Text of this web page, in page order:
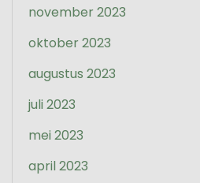
november 2023
oktober 2023
augustus 2023
juli 2023
mei 2023
april 2023